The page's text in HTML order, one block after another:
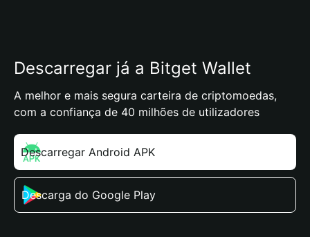
Descarregar já a Bitget Wallet
A melhor e mais segura carteira de criptomoedas,
com a confiança de 40 milhões de utilizadores
Descarregar Android APK
Descarga do Google Play